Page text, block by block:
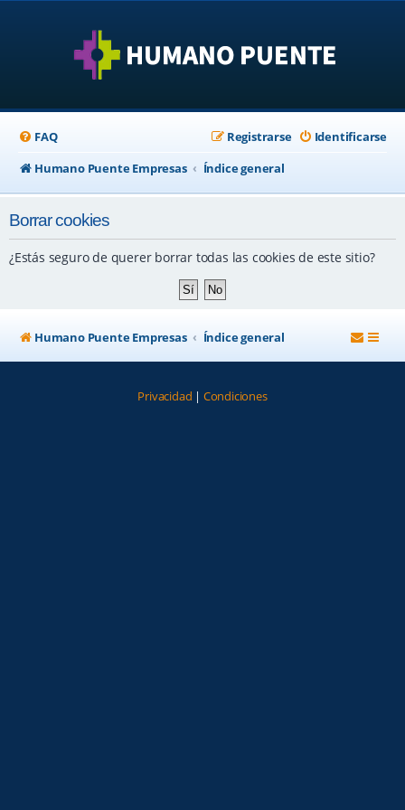
FAQ Identificarse
Registrarse
Humano Puente Empresas
Índice general
Borrar cookies
¿Estás seguro de querer borrar todas las cookies de este sitio?
Humano Puente Empresas Índice general
Privacidad | Condiciones